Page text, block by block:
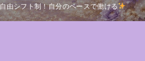
自由シフト制！自分のペースで働ける